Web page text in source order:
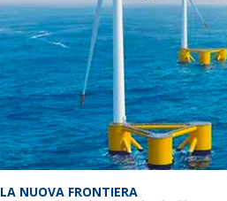
LA NUOVA FRONTIERA